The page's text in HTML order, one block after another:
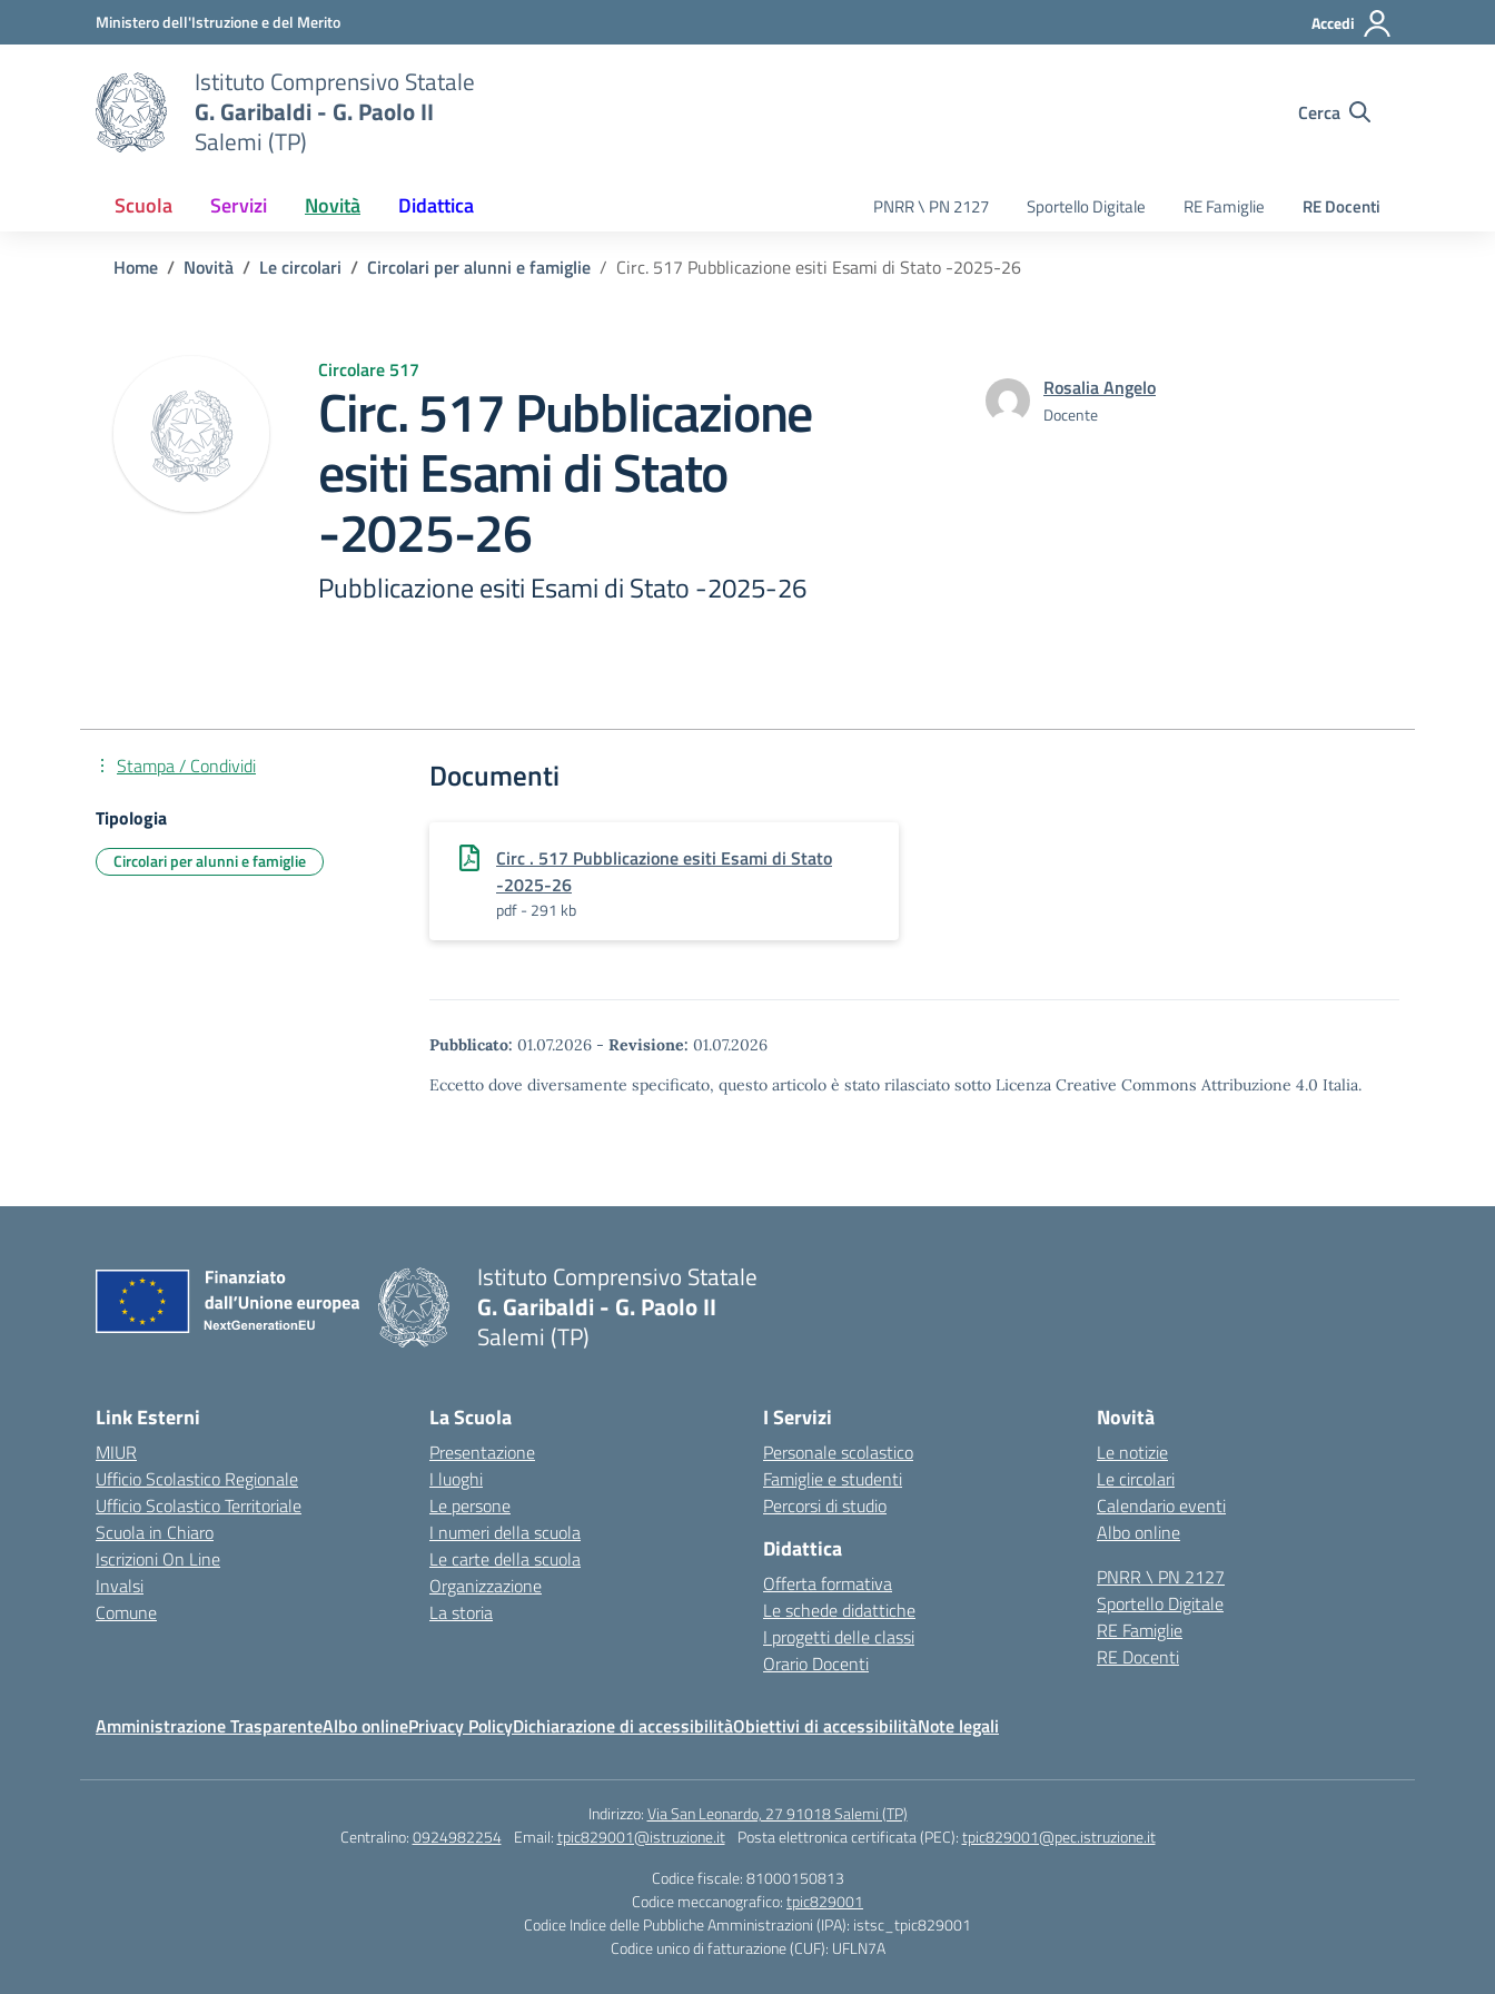
Vai ai contenuti
Vai al menu di navigazioneMinistero dell'Istruzione e del Merito Accedi
Istituto Comprensivo Statale
G. Garibaldi - G. Paolo II
Salemi (TP)
Cerca
Scuola Servizi Novità Didattica PNRR \ PN 2127 Sportello Digitale RE Famiglie RE Docenti
Home Novità Le circolari Circolari per alunni e famiglie Circ. 517 Pubblicazione esiti Esami di Stato -2025-26
Circolare 517
Circ. 517 Pubblicazione
esiti Esami di Stato
-2025-26
Pubblicazione esiti Esami di Stato -2025-26
Rosalia Angelo
Docente
Documenti
Circ . 517 Pubblicazione esiti Esami di Stato
-2025-26
pdf - 291 kb
Pubblicato: 01.07.2026 - Revisione: 01.07.2026
Eccetto dove diversamente specificato, questo articolo è stato rilasciato sotto Licenza Creative Commons Attribuzione 4.0 Italia.
Stampa / Condividi
Tipologia
Circolari per alunni e famiglie
Istituto Comprensivo Statale
G. Garibaldi - G. Paolo II
Salemi (TP)
Link Esterni
MIUR
Ufficio Scolastico Regionale
Ufficio Scolastico Territoriale
Scuola in Chiaro
Iscrizioni On Line
Invalsi
Comune
La Scuola
Presentazione
I luoghi
Le persone
I numeri della scuola
Le carte della scuola
Organizzazione
La storia
I Servizi
Personale scolastico
Famiglie e studenti
Percorsi di studio
Didattica
Offerta formativa
Le schede didattiche
I progetti delle classi
Orario Docenti
Novità
Le notizie
Le circolari
Calendario eventi
Albo online
PNRR \ PN 2127
Sportello Digitale
RE Famiglie
RE Docenti
Amministrazione TrasparenteAlbo onlinePrivacy PolicyDichiarazione di accessibilitàObiettivi di accessibilitàNote legali
Indirizzo:Via San Leonardo, 27 91018 Salemi (TP)
Centralino:0924982254 Email:tpic829001@istruzione.it Posta elettronica certificata (PEC):tpic829001@pec.istruzione.it
Codice fiscale: 81000150813
Codice meccanografico:tpic829001
Codice Indice delle Pubbliche Amministrazioni (IPA): istsc_tpic829001
Codice unico di fatturazione (CUF): UFLN7A